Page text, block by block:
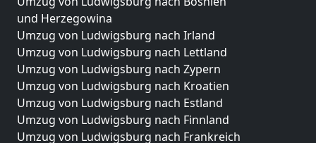
und Herzegowina
Umzug von Ludwigsburg nach Irland
Umzug von Ludwigsburg nach Lettland
Umzug von Ludwigsburg nach Zypern
Umzug von Ludwigsburg nach Kroatien
Umzug von Ludwigsburg nach Estland
Umzug von Ludwigsburg nach Finnland
Umzug von Ludwigsburg nach Frankreich